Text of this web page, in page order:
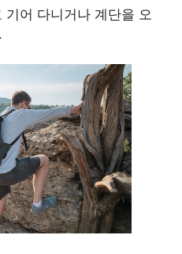
어 다니거나 계단을 오